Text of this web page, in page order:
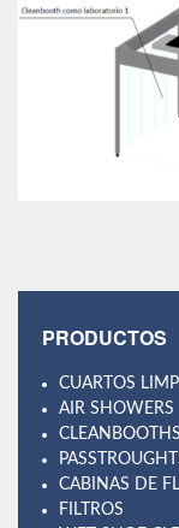
PRODUCTOS
CUARTOS
AIR SHOWERS
CLEANBOOTHS
CABINAS DE
FILTROS